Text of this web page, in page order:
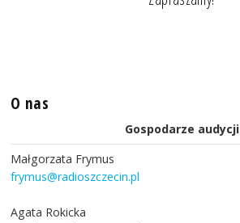
O nas
Gospodarze audycji
Małgorzata Frymus
frymus@radioszczecin.pl
Agata Rokicka